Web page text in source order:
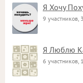
Я Хочу
9 участников,
Я Люблю
6 участников,